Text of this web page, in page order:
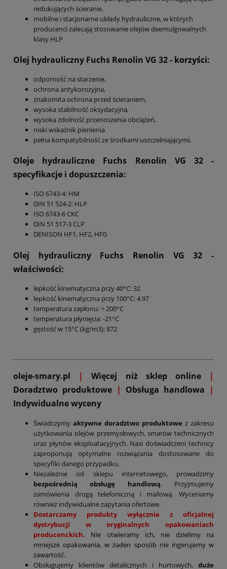
redukujących ścieranie,
mobilne i stacjonarne układy hydrauliczne, w których
producenci zalecają stosowanie olejów deemulgowalnych
klasy HLP
Olej hydrauliczny Fuchs Renolin VG 32- korzyści:
odporność na starzenie,
ochrona antykorozyjna,
znakomita ochrona przed ścieraniem,
wysoka stabilność oksydacyjna,
wysoka zdolność przenoszenia obciążeń,
niski wskaźnik pienienia
pełna kompatybilność ze środkami uszczelniającymi,
Oleje hydrauliczne Fuchs Renolin VG 32 -
specyfikacje i dopuszczenia:
ISO 6743-4: HM
DIN 51 524-2: HLP
ISO 6743-6 CKC
DIN 51 517-3 CLP
DENISON HF1, HF2, HF0.
Olej hydrauliczny Fuchs Renolin VG 32 -
właściwości:
lepkość kinematyczna przy 40°C: 32
lepkość kinematyczna przy 100°C: 4.97
temperatura zapłonu: > 200°C
temperatura płynięcia: -21°C
gęstość w 15°C (kg/m3): 872
oleje-smary.pl | Więcej niż sklep online
|
Doradztwo produktowe | Obsługa handlowa |
Indywidualne wyceny
Świadczymy aktywne doradztwo produktowe z zakresu
użytkowania olejów przemysłowych, smarów technicznych
oraz płynów eksploatacyjnych. Nasi doświadczeni technicy
zaproponują optymalne rozwiązania dostosowane do
specyfiki danego przypadku.
Niezależnie od sklepu internetowego, prowadzimy
bezpośrednią obsługę handlową. Przyjmujemy
zamówienia drogą telefoniczną i mailową. Wyceniamy
również indywidualne zapytania ofertowe.
Dostarczamy produkty wyłącznie z oficjalnej
dystrybucji w oryginalnych opakowaniach
producenckich. Nie otwieramy ich, nie dzielimy na
mniejsze opakowania, w żaden sposób nie ingerujemy w
zawartość.
Obsługujemy klientów detalicznych i hurtowych, duże